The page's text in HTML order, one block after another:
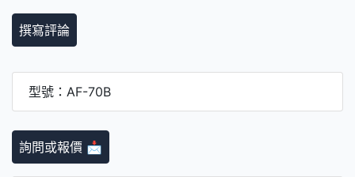
撰寫評論
型號：AF-70B
詢問或報價 📩